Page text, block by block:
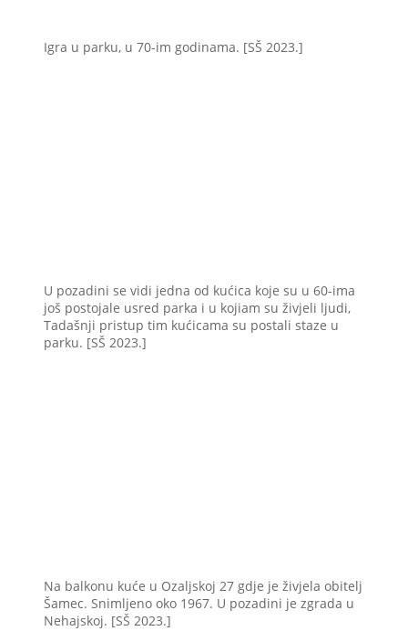
Igra u parku, u 70-im godinama. [SŠ 2023.]
U pozadini se vidi jedna od kućica koje su u 60-ima
još postojale usred parka i u kojiam su živjeli ljudi,
Tadašnji pristup tim kućicama su postali staze u
parku. [SŠ 2023.]
Na balkonu kuće u Ozaljskoj 27 gdje je živjela obitelj
Šamec. Snimljeno oko 1967. U pozadini je zgrada u
Nehajskoj. [SŠ 2023.]